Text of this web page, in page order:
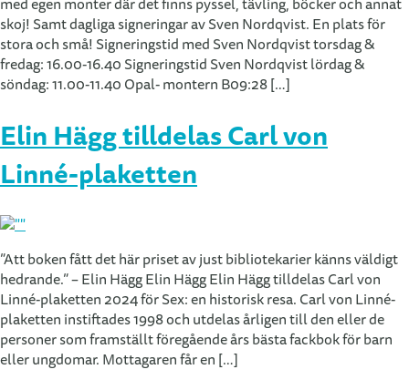
med egen monter där det finns pyssel, tävling, böcker och annat
skoj! Samt dagliga signeringar av Sven Nordqvist. En plats för
stora och små! Signeringstid med Sven Nordqvist torsdag &
fredag: 16.00-16.40 Signeringstid Sven Nordqvist lördag &
söndag: 11.00-11.40 Opal- montern B09:28 […]
Elin Hägg tilldelas Carl von
Linné-plaketten
”Att boken fått det här priset av just bibliotekarier känns väldigt
hedrande.” – Elin Hägg Elin Hägg Elin Hägg tilldelas Carl von
Linné-plaketten 2024 för Sex: en historisk resa. Carl von Linné-
plaketten instiftades 1998 och utdelas årligen till den eller de
personer som framställt föregående års bästa fackbok för barn
eller ungdomar. Mottagaren får en […]